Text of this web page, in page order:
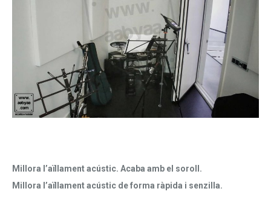
Millora l’aïllament acústic. Acaba amb el soroll.
Millora l’aïllament acústic de forma ràpida i senzilla.